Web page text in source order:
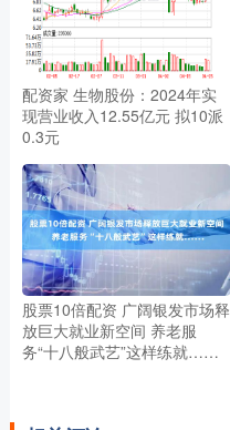
配资家 生物股份：2024年实
现营业收入12.55亿元 拟10派
0.3元
股票10倍配资 广阔银发市场释
放巨大就业新空间 养老服
务“十八般武艺”这样练就……